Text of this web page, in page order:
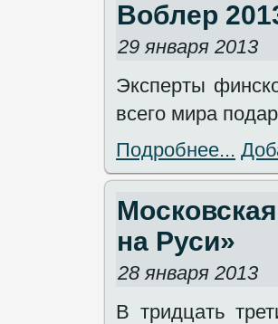
Воблер
29 января 2013
Эксперты
всего мира
Подробнее...
на Руси»
28 января 2013
В тридцать